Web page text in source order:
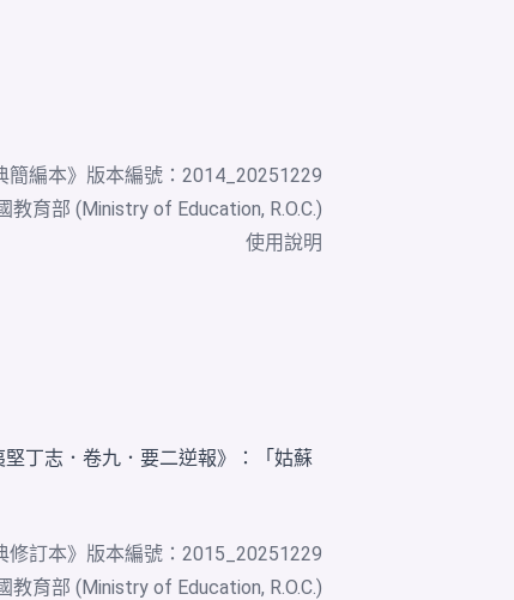
簡編本》版本編號：2014_20251229
教育部 (Ministry of Education, R.O.C.)
使用說明
丁志．卷九．要二逆報》：「姑蘇
修訂本》版本編號：2015_20251229
教育部 (Ministry of Education, R.O.C.)